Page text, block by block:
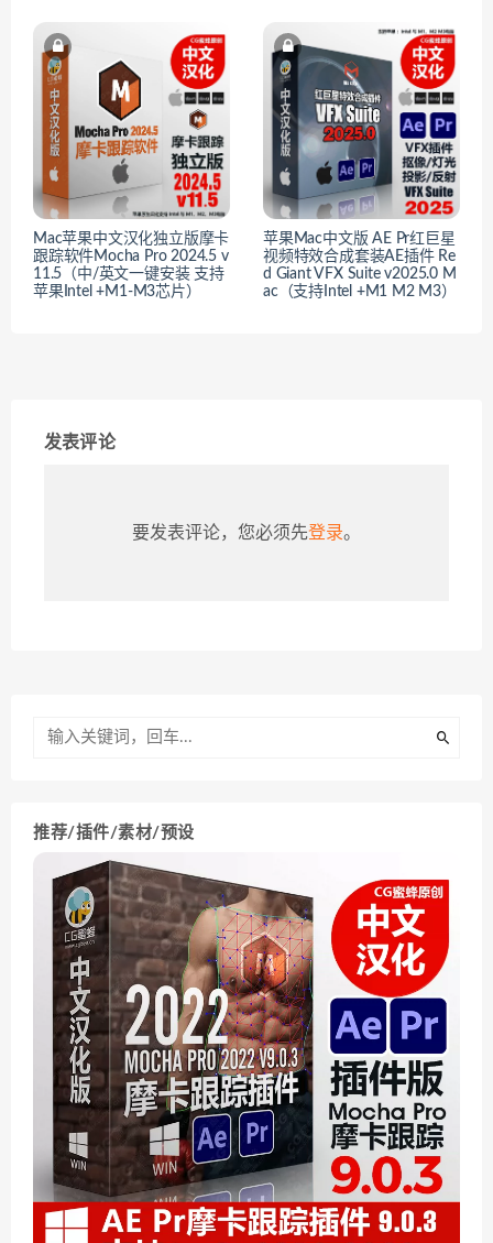
Mac苹果中文汉化独立版摩卡
跟踪软件Mocha Pro 2024.5 v
11.5（中/英文一键安装 支持
苹果Intel +M1-M3芯片）
苹果Mac中文版 AE Pr红巨星
视频特效合成套装AE插件 Re
d Giant VFX Suite v2025.0 M
ac（支持Intel +M1 M2 M3）
发表评论
要发表评论，您必须先登录。
推荐/插件/素材/预设